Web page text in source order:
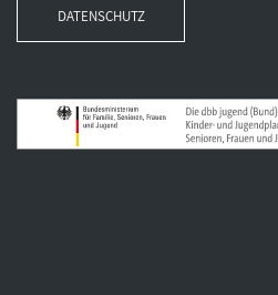
DATENSCHUTZ